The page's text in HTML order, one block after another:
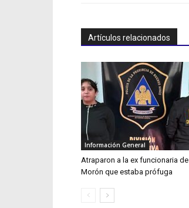
Artículos relacionados
Información General
Atraparon a la ex funcionaria de
Morón que estaba prófuga